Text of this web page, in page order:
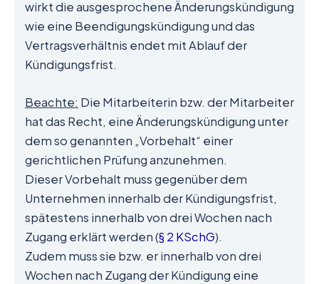
wirkt die ausgesprochene Änderungskündigung
wie eine Beendigungskündigung und das
Vertragsverhältnis endet mit Ablauf der
Kündigungsfrist.
Beachte: Die Mitarbeiterin bzw. der Mitarbeiter
hat das Recht, eine Änderungskündigung unter
dem so genannten „Vorbehalt“ einer
gerichtlichen Prüfung anzunehmen.
Dieser Vorbehalt muss gegenüber dem
Unternehmen innerhalb der Kündigungsfrist,
spätestens innerhalb von drei Wochen nach
Zugang erklärt werden (§ 2 KSchG).
Zudem muss sie bzw. er innerhalb von drei
Wochen nach Zugang der Kündigung eine